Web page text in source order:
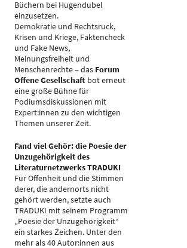
Büchern bei Hugendubel
einzusetzen.
Demokratie und Rechtsruck,
Krisen und Kriege, Faktencheck
und Fake News,
Meinungsfreiheit und
Menschenrechte – das Forum
Offene Gesellschaft bot erneut
eine große Bühne für
Podiumsdiskussionen mit
Expert:innen zu den wichtigen
Themen unserer Zeit.
Fand viel Gehör: die Poesie der
Unzugehörigkeit des
Literaturnetzwerks TRADUKI
Für Offenheit und die Stimmen
derer, die andernorts nicht
gehört werden, setzte auch
TRADUKI mit seinem Programm
„Poesie der Unzugehörigkeit“
ein starkes Zeichen. Unter den
mehr als 40 Autor:innen aus